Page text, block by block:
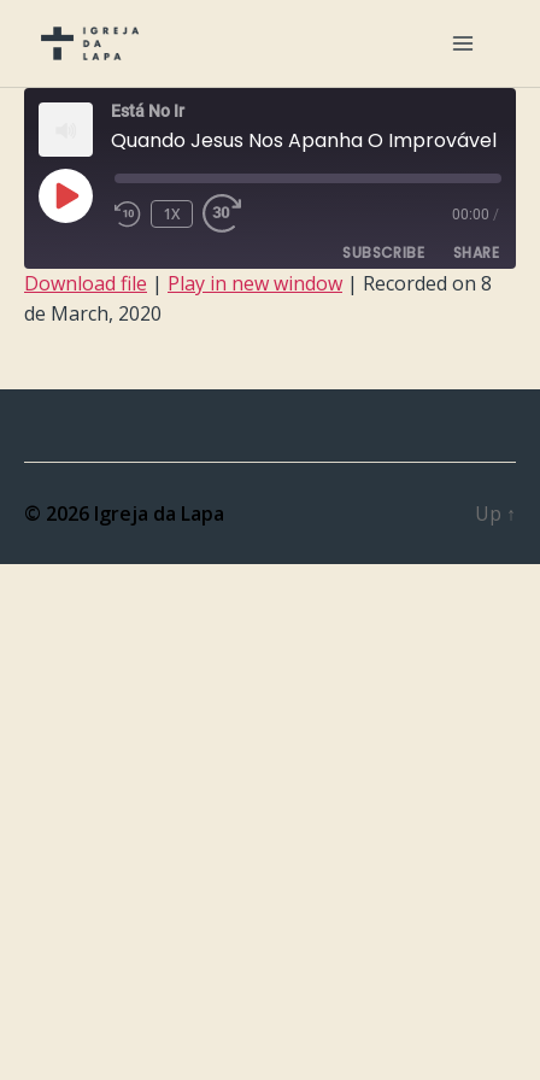
Está No Ir
PLAY
EPISODE
1X 00:00 /
SUBSCRIBE SHARE
SHARE
Download file | Play in new window | Recorded on 8
de March, 2020
© 2026 Igreja da Lapa Up ↑